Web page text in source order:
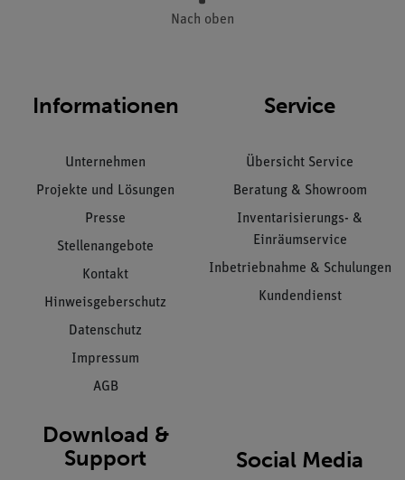
Nach oben
Informationen
Unternehmen
Projekte und Lösungen
Presse
Stellenangebote
Kontakt
Hinweisgeberschutz
Datenschutz
Impressum
AGB
Service
Übersicht Service
Beratung & Showroom
Inventarisierungs- &
Einräumservice
Inbetriebnahme & Schulungen
Kundendienst
Download &
Support
Social Media